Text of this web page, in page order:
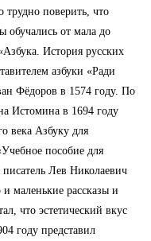
трудно поверить, что
обучались от мала до
История русских
азбуки «Ради
Фёдоров в 1574 году. По
Истомина в 1694 году
века Азбуку для
пособие для
Лев Николаевич
маленькие рассказы и
что эстетический вкус
году представил